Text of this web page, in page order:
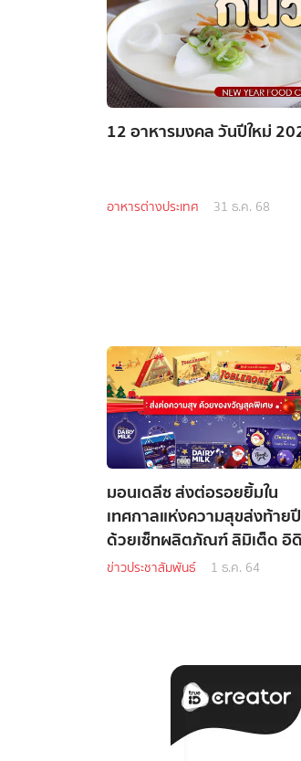
12 อาหารมงคล วันปีใหม่
อาหารต่างประเทศ 31 ธ.ค. 68
มอนเดลีซ ส่งต่อรอยยิ้มใน
เทศกาลแห่งความสุขส่งท้ายปี
ด้วยเซ็ทผลิตภัณฑ์ ลิมิเต็ด อิ
ข่าวประชาสัมพันธ์ 1 ธ.ค. 64